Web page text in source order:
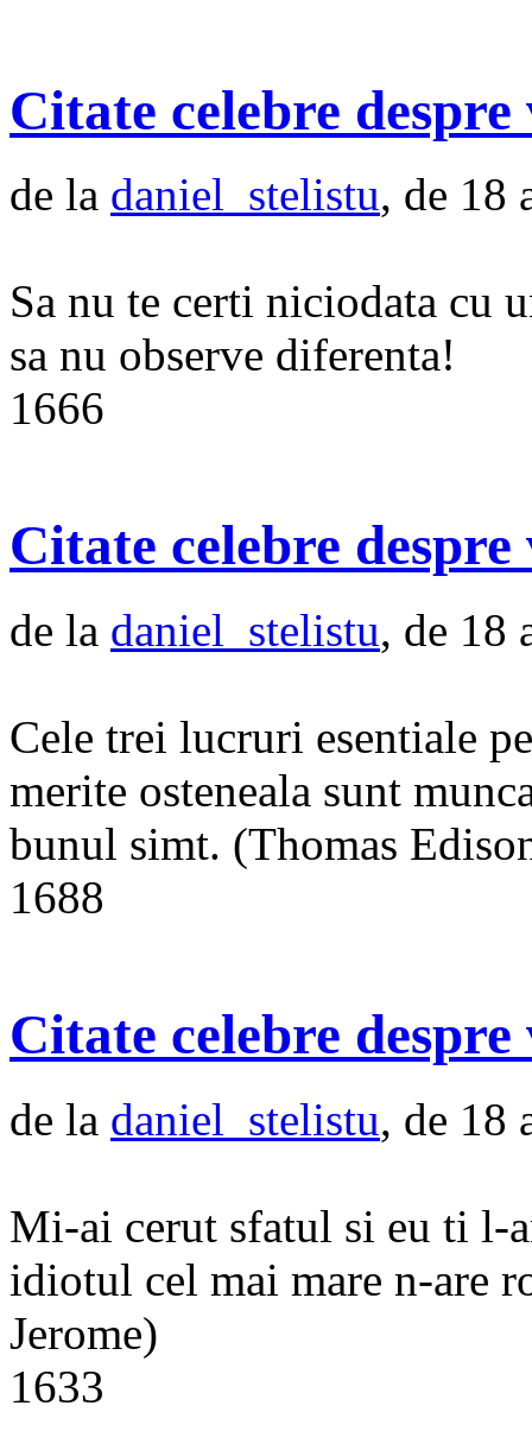
Citate celebre
de la daniel_stelistu, de 18
Sa nu te certi niciodata cu
sa nu observe diferenta!
1666
Citate celebre
de la daniel_stelistu, de 18
Cele trei lucruri esentiale
merite osteneala sunt
bunul simt. (Thomas
1688
Citate celebre
de la daniel_stelistu, de 18
Mi-ai cerut sfatul si eu ti l-
idiotul cel mai mare n-are
Jerome)
1633